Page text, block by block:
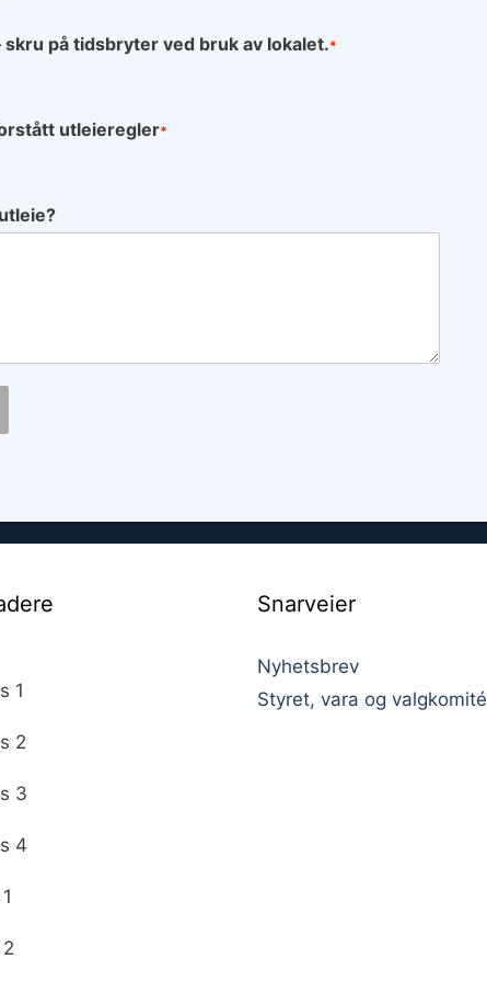
skru på tidsbryter ved bruk av lokalet.*
utleieregler*
1
2
3
4
Snarveier
Nyhetsbrev
Styret, vara og valgkomité